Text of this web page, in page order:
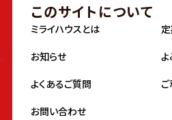
このサイトについて
ミライハウスとは
お知らせ
よくあるご質問
お問い合わせ